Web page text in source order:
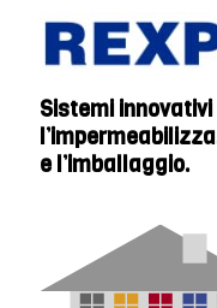
Sistemi
e l’imballaggio.